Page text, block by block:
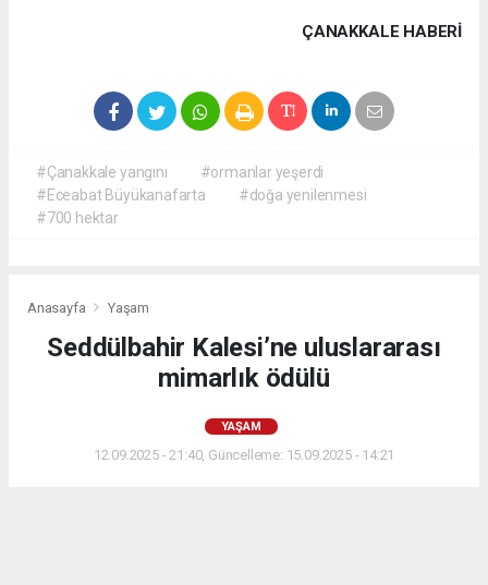
ÇANAKKALE HABERİ
#Çanakkale yangını
#ormanlar yeşerdi
#Eceabat Büyükanafarta
#doğa yenilenmesi
#700 hektar
Anasayfa Yaşam
Seddülbahir Kalesi’ne uluslararası
mimarlık ödülü
YAŞAM
12.09.2025 - 21:40, Güncelleme: 15.09.2025 - 14:21